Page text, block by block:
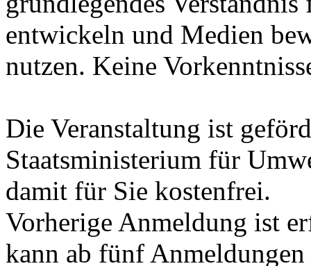
entwickeln und Medien
nutzen. Keine
Die Veranstaltung ist
Staatsministerium für
damit für Sie kostenfrei.
Vorherige Anmeldung ist
kann ab fünf